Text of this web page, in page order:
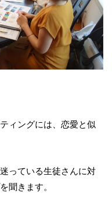
ィングには、恋愛と似
っている生徒さんに対
聞きます。